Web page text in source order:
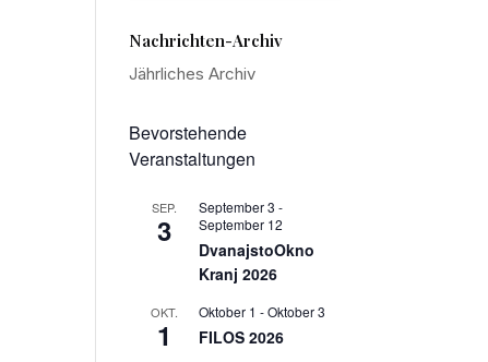
Nachrichten-Archiv
Jährliches Archiv
Bevorstehende
Veranstaltungen
SEP.
3
September 3 -
September 12
DvanajstoOkno
Kranj 2026
OKT.
1
Oktober 1 -Oktober 3
FILOS 2026